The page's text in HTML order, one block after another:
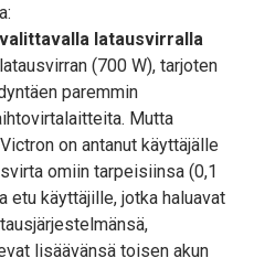
latausvirralla
(700 W), tarjoten
paremmin
Mutta
on antanut käyttäjälle
omiin tarpeisiinsa (0,1
etu käyttäjille, jotka haluavat
lisäävänsä toisen akun